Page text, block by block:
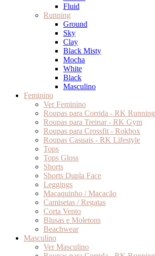
Fluid
Running
Ground
Sky
Clay
Black Misty
Mocha
White
Black
Masculino
Feminino
Ver Feminino
Roupas para Corrida - RK Running
Roupas para Treinar - RK Gym
Roupas para Crossfit - Rokbox
Roupas Casuais - RK Lifestyle
Tops
Tops Gloss
Shorts
Shorts Dupla Face
Leggings
Macaquinho / Macacão
Camisetas / Regatas
Corta Vento
Blusas e Moletons
Beachwear
Masculino
Ver Masculino